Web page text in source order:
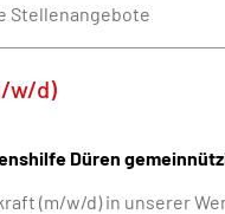
Stellenangebote
w/d)
Düren
(m/w/d) in unserer